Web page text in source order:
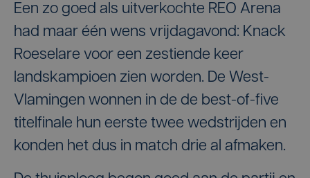
Een zo goed als uitverkochte REO Arena
had maar één wens vrijdagavond: Knack
Roeselare voor een zestiende keer
landskampioen zien worden. De West-
Vlamingen wonnen in de de best-of-five
titelfinale hun eerste twee wedstrijden en
konden het dus in match drie al afmaken.